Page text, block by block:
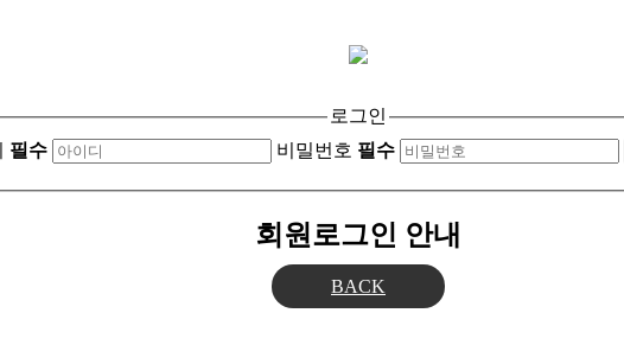
로그인
필수 비밀번호 필수
회원로그인 안내
BACK